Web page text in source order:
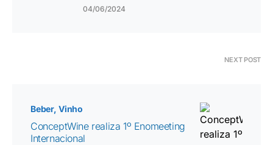
04/06/2024
NEXT POST
Beber Vinho
ConceptWine realiza 1º Enomeeting
Internacional